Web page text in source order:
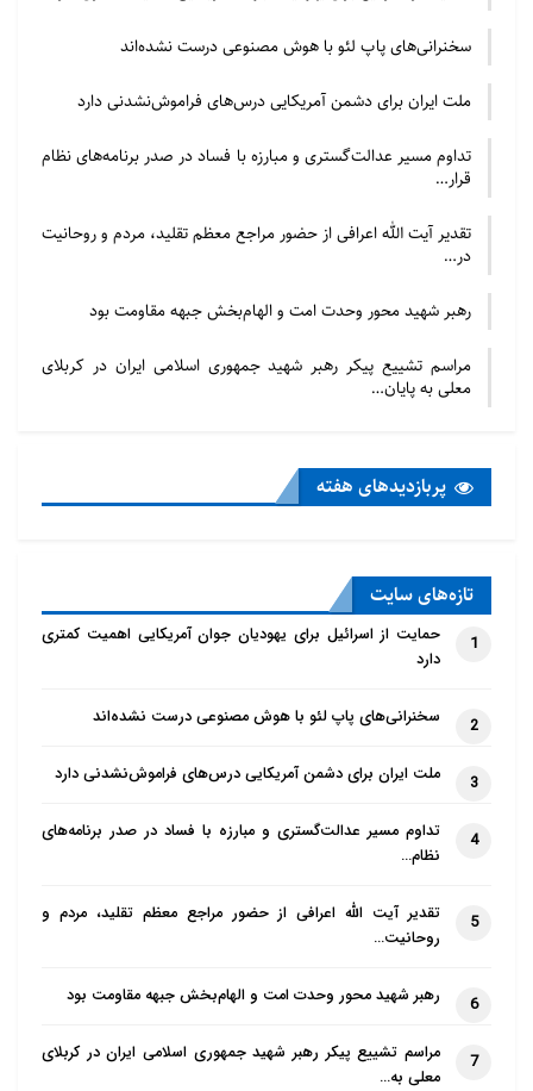
سخنرانی‌های پاپ لئو با هوش مصنوعی درست نشده‌اند
ملت ایران برای دشمن آمریکایی درس‌های فراموش‌نشدنی دارد
تداوم مسیر عدالت‌گستری و مبارزه با فساد در صدر برنامه‌های نظام
قرار…
تقدیر آیت الله اعرافی از حضور مراجع معظم تقلید، مردم و روحانیت
در…
رهبر شهید محور وحدت امت و الهام‌بخش جبهه مقاومت بود
مراسم تشییع پیکر رهبر شهید جمهوری اسلامی ایران در کربلای
معلی به پایان…
پربازدید‌های هفته
تازه‌‌های سایت
1
حمایت از اسرائیل برای یهودیان جوان آمریکایی اهمیت کمتری
دارد
2 سخنرانی‌های پاپ لئو با هوش مصنوعی درست نشده‌اند
3 ملت ایران برای دشمن آمریکایی درس‌های فراموش‌نشدنی دارد
4
تداوم مسیر عدالت‌گستری و مبارزه با فساد در صدر برنامه‌های
نظام…
5
تقدیر آیت الله اعرافی از حضور مراجع معظم تقلید، مردم و
روحانیت…
6 رهبر شهید محور وحدت امت و الهام‌بخش جبهه مقاومت بود
7
مراسم تشییع پیکر رهبر شهید جمهوری اسلامی ایران در کربلای
معلی به…